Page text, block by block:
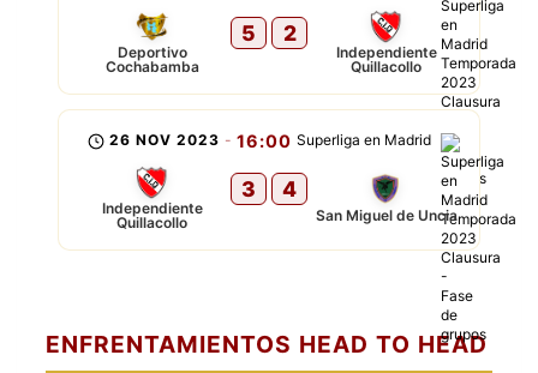
Deportivo
Cochabamba
5 2
Independiente
Quillacollo
Superliga en Madrid
26 NOV 2023 - 16:00
Independiente
Quillacollo
3 4
San Miguel de Uncia
ENFRENTAMIENTOS HEAD TO HEAD